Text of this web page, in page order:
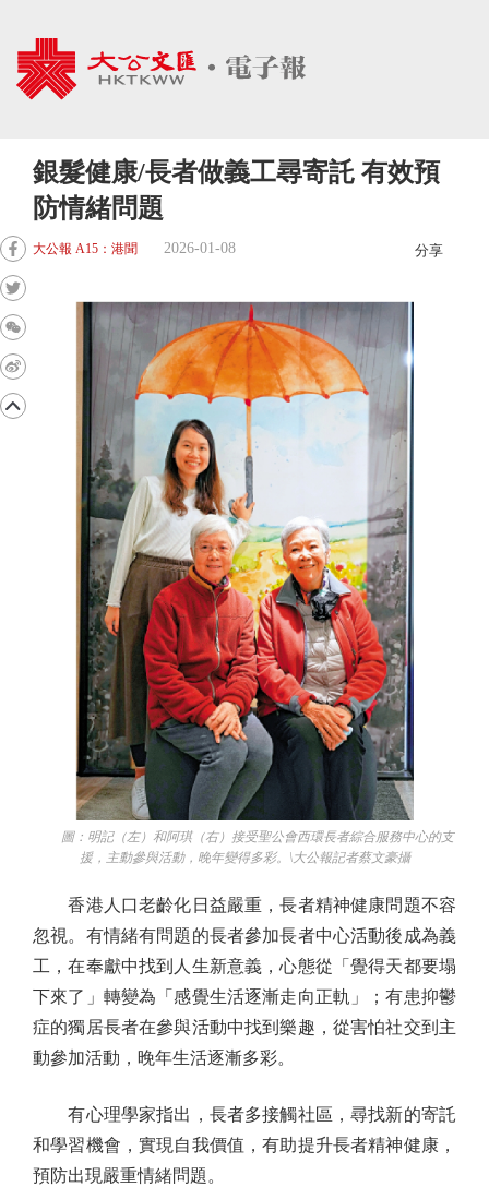
銀髮健康/長者做義工尋寄託 有效預
防情緒問題
大公報 A15：港聞 2026-01-08 分享
圖：明記（左）和阿琪（右）接受聖公會西環長者綜合服務中心的支
援，主動參與活動，晚年變得多彩。\大公報記者蔡文豪攝
香港人口老齡化日益嚴重，長者精神健康問題不容
忽視。有情緒有問題的長者參加長者中心活動後成為義
工，在奉獻中找到人生新意義，心態從「覺得天都要塌
下來了」轉變為「感覺生活逐漸走向正軌」；有患抑鬱
症的獨居長者在參與活動中找到樂趣，從害怕社交到主
動參加活動，晚年生活逐漸多彩。
有心理學家指出，長者多接觸社區，尋找新的寄託
和學習機會，實現自我價值，有助提升長者精神健康，
預防出現嚴重情緒問題。